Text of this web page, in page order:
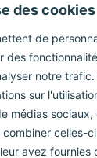
des cookies
de
des
notre
sur
médias
celles-
avez fournies